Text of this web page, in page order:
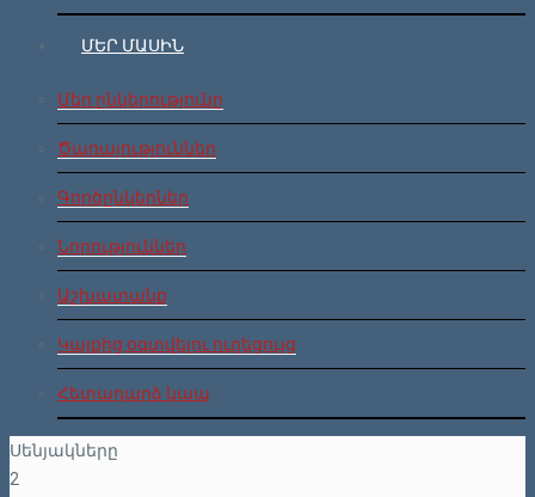
ՄԵՐ ՄԱՍԻՆ
Մեր ընկերությունը
Ծառայություններ
Գործընկերներ
Նորություններ
Աշխատանք
Կայքից օգտվելու ուղեցույց
Հետադարձ կապ
Սենյակները
2